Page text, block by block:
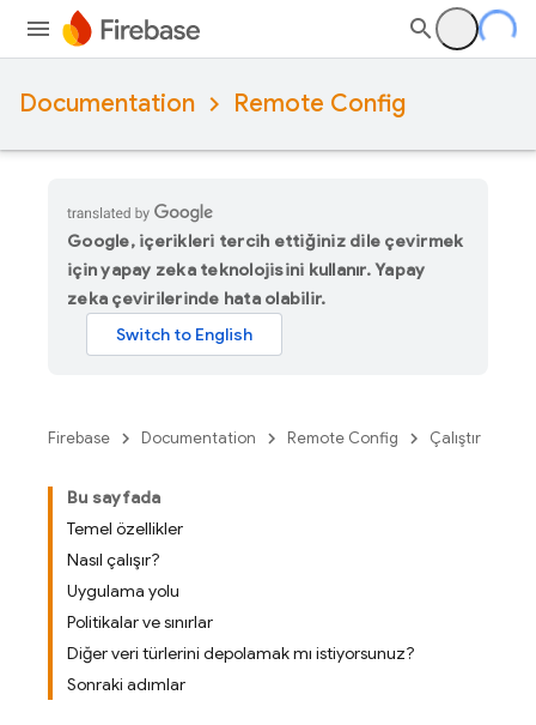
Documentation Remote Config
Google, içerikleri tercih ettiğiniz dile çevirmek
için yapay zeka teknolojisini kullanır. Yapay
zeka çevirilerinde hata olabilir.
Firebase Documentation Remote Config Çalıştır
Bu sayfada
Temel özellikler
Nasıl çalışır?
Uygulama yolu
Politikalar ve sınırlar
Diğer veri türlerini depolamak mı istiyorsunuz?
Sonraki adımlar